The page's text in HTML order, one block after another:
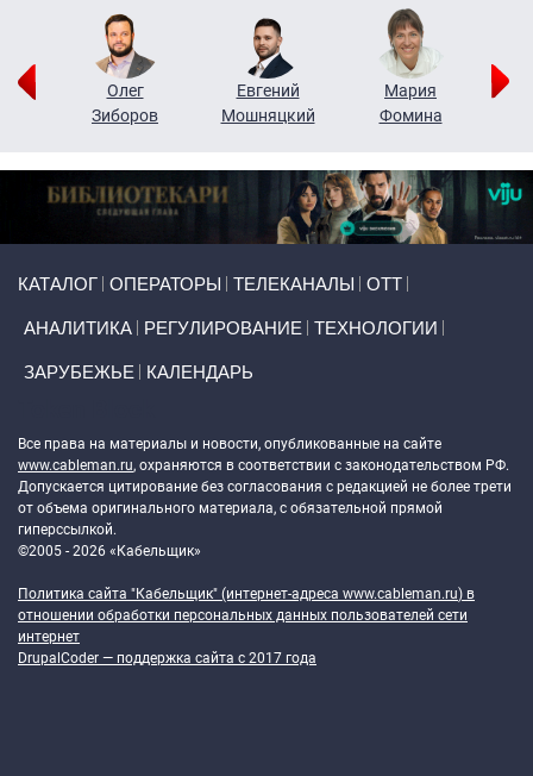
Олег
Зиборов
Евгений
Мошняцкий
Мария
Фомина
КАТАЛОГ ОПЕРАТОРЫ ТЕЛЕКАНАЛЫ ОТТ
АНАЛИТИКА РЕГУЛИРОВАНИЕ ТЕХНОЛОГИИ
ЗАРУБЕЖЬЕ КАЛЕНДАРЬ
Все права на материалы и новости, опубликованные на сайте
www.cableman.ru, охраняются в соответствии с законодательством РФ.
Допускается цитирование без согласования с редакцией не более трети
от объема оригинального материала, с обязательной прямой
гиперссылкой.
©2005 - 2026 «Кабельщик»
Политика сайта "Кабельщик" (интернет-адреса www.cableman.ru) в
отношении обработки персональных данных пользователей сети
интернет
DrupalCoder — поддержка сайта c 2017 года